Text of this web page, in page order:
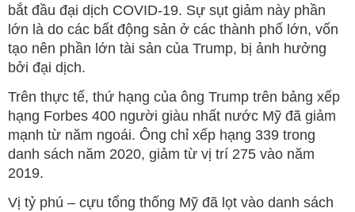
bắt đầu đại dịch COVID-19. Sự sụt giảm này phần
lớn là do các bất động sản ở các thành phố lớn, vốn
tạo nên phần lớn tài sản của Trump, bị ảnh hưởng
bởi đại dịch.
Trên thực tế, thứ hạng của ông Trump trên bảng xếp
hạng Forbes 400 người giàu nhất nước Mỹ đã giảm
mạnh từ năm ngoái. Ông chỉ xếp hạng 339 trong
danh sách năm 2020, giảm từ vị trí 275 vào năm
2019.
Vị tỷ phú – cựu tổng thống Mỹ đã lọt vào danh sách